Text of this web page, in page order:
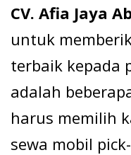
CV. Afia Jaya
untuk
terbaik kepada
adalah
harus memilih
sewa mobil